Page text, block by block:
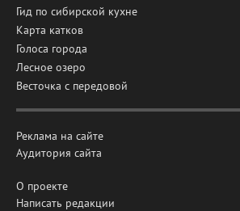
Гид по сибирской кухне
Карта катков
Голоса города
Лесное озеро
Весточка с передовой
Реклама на сайте
Аудитория сайта
О проекте
Написать редакции